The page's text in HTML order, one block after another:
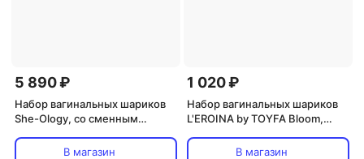
5 890 ₽
Набор вагинальных шариков
She-Ology, со сменным
разноцветныеВ магазин
1 020 ₽
Набор вагинальных шариков
L'EROINA by TOYFA Bloom,
? 3,1/3,1/2,6-3 см
В магазин